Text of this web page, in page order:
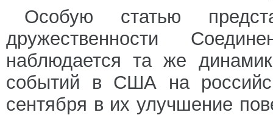
Особую статью
дружественности
наблюдается та же
событий в США на
сентября в их улучшение